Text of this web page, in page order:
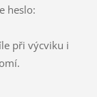
heslo:
při výcviku i